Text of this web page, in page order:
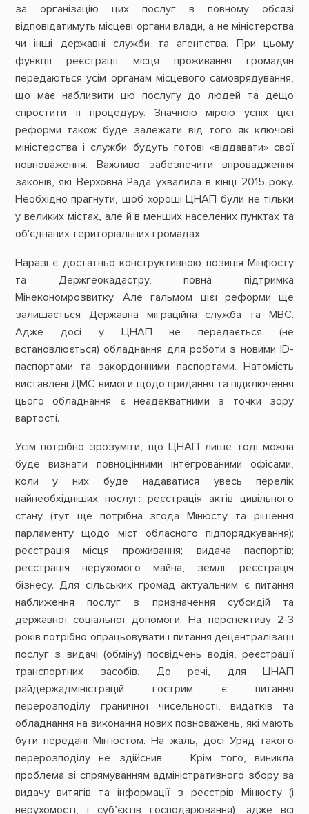
за організацію цих послуг в повному обсязі
відповідатимуть місцеві органи влади, а не міністерства
чи інші державні служби та агентства. При цьому
функції реєстрації місця проживання громадян
передаються усім органам місцевого самоврядування,
що має наблизити цю послугу до людей та дещо
спростити її процедуру. Значною мірою успіх цієї
реформи також буде залежати від того як ключові
міністерства і служби будуть готові «віддавати» свої
повноваження. Важливо забезпечити впровадження
законів, які Верховна Рада ухвалила в кінці 2015 року.
Необхідно прагнути, щоб хороші ЦНАП були не тільки
у великих містах, але й в менших населених пунктах та
об'єднаних територіальних громадах.
Наразі є достатньо конструктивною позиція Мін¢юсту
та Держгеокадастру, повна підтримка
Мінекономрозвитку. Але гальмом цієї реформи ще
залишається Державна міграційна служба та МВС.
Адже досі у ЦНАП не передається (не
встановлюється) обладнання для роботи з новими ID-
паспортами та закордонними паспортами. Натомість
виставлені ДМС вимоги щодо придання та підключення
цього обладнання є неадекватними з точки зору
вартості.
Усім потрібно зрозуміти, що ЦНАП лише тоді можна
буде визнати повноцінними інтегрованими офісами,
коли у них буде надаватися увесь перелік
найнеобхідніших послуг: реєстрація актів цивільного
стану (тут ще потрібна згода Мінюсту та рішення
парламенту щодо міст обласного підпорядкування);
реєстрація місця проживання; видача паспортів;
реєстрація нерухомого майна, землі; реєстрація
бізнесу. Для сільських громад актуальним є питання
наближення послуг з призначення субсидій та
державної соціальної допомоги. На перспективу 2-3
років потрібно опрацьовувати і питання децентралізації
послуг з видачі (обміну) посвідчень водія, реєстрації
транспортних засобів. До речі, для ЦНАП
райдержадміністрацій гострим є питання
перерозподілу граничної чисельності, видатків та
обладнання на виконання нових повноважень, які мають
бути передані Мін‘юстом. На жаль, досі Уряд такого
перерозподілу не здійснив. Крім того, виникла
проблема зі спрямуванням адміністративного збору за
видачу витягів та інформації з реєстрів Мінюсту (і
нерухомості, і суб’єктів господарювання), адже всі